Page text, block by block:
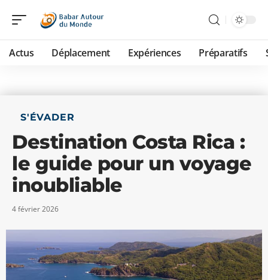
Actus Déplacement Expériences Préparatifs
S'ÉVADER
Destination Costa Rica :
le guide pour un voyage
inoubliable
4 février 2026